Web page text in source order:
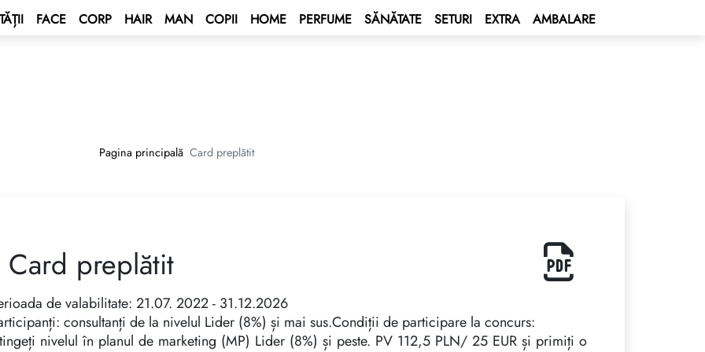
FACE CORP HAIR MAN COPII HOME PERFUME SĂNĂTATE SETURI EXTRA AMBALARE
Stele — Câștigă o
AUTOMAT cu dublă acționare 🚘
Pagina principală Card preplătit
Card preplătit
de valabilitate: 21.07. 2022 - 31.12.2026
consultanți de la nivelul Lider (8%) și mai sus.Condiții de participare la concurs:
nivelul în planul de marketing (MP) Lider (8%) și peste. PV 112,5 PLN/ 25 EUR și primiți o